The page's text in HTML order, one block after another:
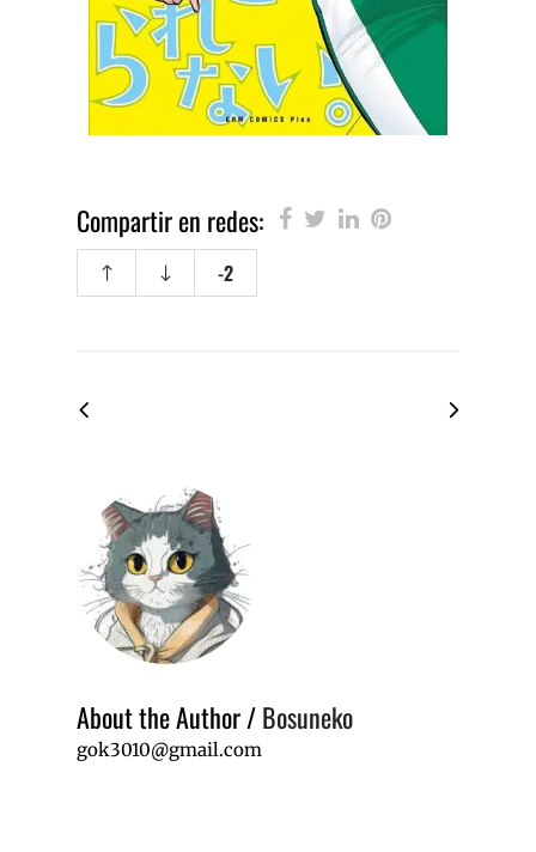
Compartir en redes:
-2
About the Author/Bosuneko
gok3010@gmail.com